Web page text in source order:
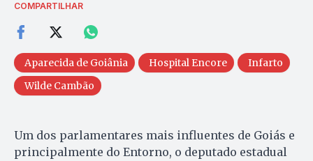
COMPARTILHAR
Aparecida de Goiânia Hospital Encore
Infarto
Wilde Cambão
Um dos parlamentares mais influentes de Goiás e
principalmente do Entorno, o deputado estadual